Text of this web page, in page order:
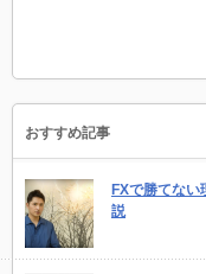
おすすめ記事
FXで勝てな
説